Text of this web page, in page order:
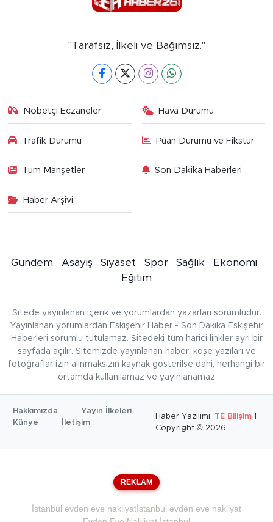
"Tarafsız, İlkeli ve Bağımsız."
Nöbetçi Eczaneler Hava Durumu
Trafik Durumu Puan Durumu ve Fikstür
Tüm Manşetler Son Dakika Haberleri
Haber Arşivi
Gündem Asayiş Siyaset Spor Sağlık
Ekonomi
Eğitim
Sitede yayınlanan içerik ve yorumlardan yazarları sorumludur.
Yayınlanan yorumlardan Eskişehir Haber - Son Dakika Eskişehir
Haberleri sorumlu tutulamaz. Sitedeki tüm harici linkler ayrı bir
sayfada açılır. Sitemizde yayınlanan haber, köşe yazıları ve
fotoğraflar izin alınmaksızın kaynak gösterilse dahi, herhangi bir
ortamda kullanılamaz ve yayınlanamaz
Hakkımızda
Yayın İlkeleri
Künye
İletişim
Haber Yazılımı: TE Bilişim
Copyright © 2026
REKLAM
İstanbul evden eve nakliyatİstanbul evden eve nakliyat